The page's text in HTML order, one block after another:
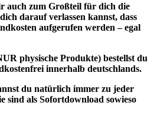
auch zum Großteil für dich die
darauf verlassen kannst, dass
aufgerufen werden – egal
physische Produkte) bestellst du
innerhalb deutschlands.
du natürlich immer zu jeder
sind als Sofortdownload sowieso